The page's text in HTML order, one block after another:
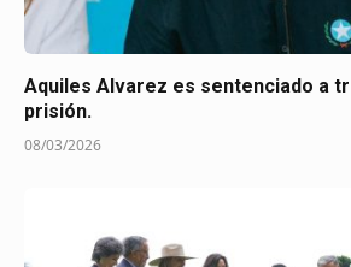
Aquiles Alvarez es sentenciado a
prisión.
08/03/2026